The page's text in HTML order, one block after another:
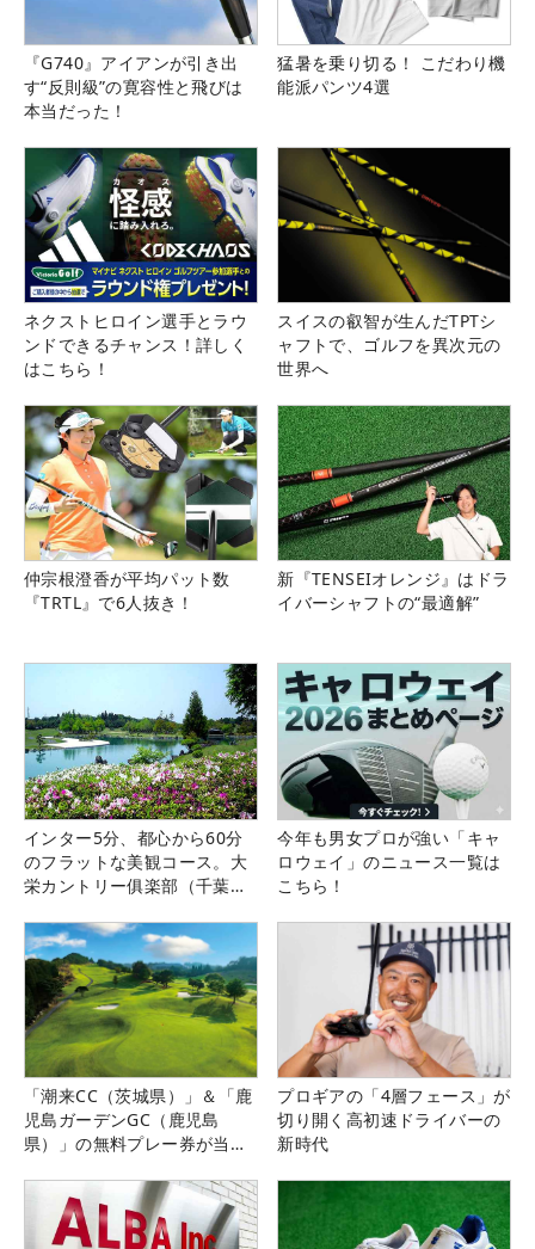
『G740』アイアンが引き出
す“反則級”の寛容性と飛びは
本当だった！
猛暑を乗り切る！ こだわり機
能派パンツ4選
ネクストヒロイン選手とラウ
ンドできるチャンス！詳しく
はこちら！
スイスの叡智が生んだTPTシ
ャフトで、ゴルフを異次元の
世界へ
仲宗根澄香が平均パット数
『TRTL』で6人抜き！
新『TENSEIオレンジ』はドラ
イバーシャフトの“最適解”
インター5分、都心から60分
のフラットな美観コース。大
栄カントリー俱楽部（千葉
今年も男女プロが強い「キャ
ロウェイ」のニュース一覧は
こちら！
「潮来CC（茨城県）」＆「鹿
児島ガーデンGC（鹿児島
県）」の無料プレー券が当た
プロギアの「4層フェース」が
切り開く高初速ドライバーの
新時代